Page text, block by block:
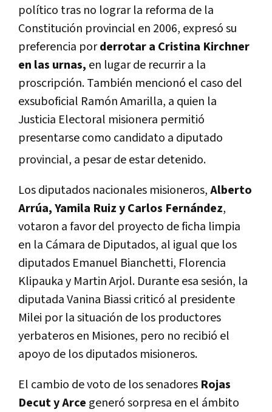
político tras no lograr la reforma de la
Constitución provincial en 2006, expresó su
preferencia porderrotar a Cristina Kirchner
en las urnas, en lugar de recurrir a la
proscripción.También mencionó el caso del
exsuboficial Ramón Amarilla, a quien la
Justicia Electoral misionera permitió
presentarse como candidato a diputado
provincial, a pesar de estar detenido.
Los diputados nacionales misioneros,Alberto
Arrúa, Yamila Ruiz y Carlos Fernández,
votaron a favor del proyecto de ficha limpia
en la Cámara de Diputados, al igual que los
diputados Emanuel Bianchetti, Florencia
Klipauka y Martin Arjol. Durante esa sesión, la
diputada Vanina Biassi criticó al presidente
Milei por la situación de los productores
yerbateros en Misiones, pero no recibió el
apoyo de los diputados misioneros.
El cambio de voto de los senadores Rojas
Decut y Arce generó sorpresa en el ámbito